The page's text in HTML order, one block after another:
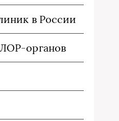
в России
органов